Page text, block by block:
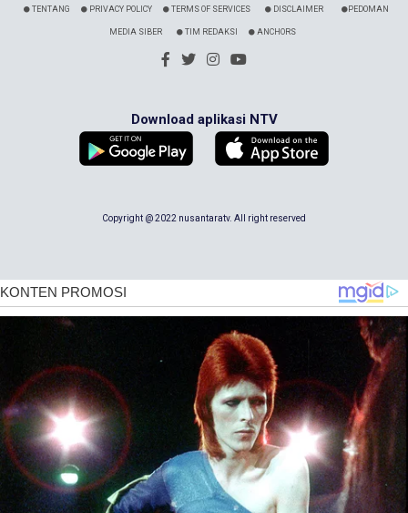
TENTANG PRIVACY POLICY TERMS OF SERVICES DISCLAIMER PEDOMAN
MEDIA SIBER TIM REDAKSI ANCHORS
Download aplikasi NTV
Copyright @ 2022 nusantaratv. All right reserved